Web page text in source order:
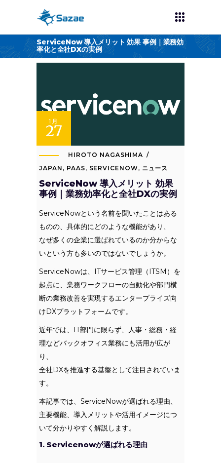
ServiceNow 導入メリット 効果 事例｜業務効
率化と全社DXの実例
1月
27
HIROTO NAGASHIMA
JAPAN , PAAS, SERVICENOW, ニュース
ServiceNow 導入メリット 効果
事例｜業務効率化と全社DXの実例
ServiceNowという名前を聞いたことはある
ものの、具体的にどのような機能があり、
なぜ多くの企業に選ばれているのか分からな
いという方も多いのではないでしょうか。
ServiceNowは、ITサービス管理（ITSM）を
起点に、業務ワークフローの自動化や部門横
断の業務改善を実現するエンタープライズ向
けDXプラットフォームです。
近年では、IT部門に限らず、人事・総務・経
理などバックオフィス業務にも活用が広が
り、
全社DXを推進する基盤として注目されていま
す。
本記事では、ServiceNowが選ばれる理由、
主要機能、導入メリットや活用イメージにつ
いて分かりやすく解説します。
1. Servicenowが選ばれる理由